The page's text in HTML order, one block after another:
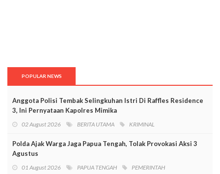
POPULAR NEWS
Anggota Polisi Tembak Selingkuhan Istri Di Raffles Residence
3, Ini Pernyataan Kapolres Mimika
02 August 2026 BERITA UTAMA KRIMINAL
Polda Ajak Warga Jaga Papua Tengah, Tolak Provokasi Aksi 3
Agustus
01 August 2026 PAPUA TENGAH PEMERINTAH